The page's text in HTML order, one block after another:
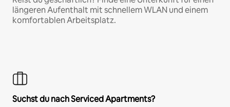
längeren Aufenthalt mit schnellem WLAN und einem
komfortablen Arbeitsplatz.
Suchst du nach Serviced Apartments?